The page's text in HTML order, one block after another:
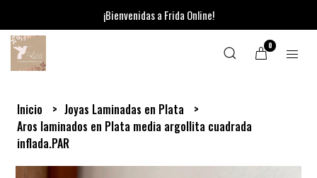
¡Bienvenidas a Frida Online!
0
Inicio
Joyas Laminadas en Plata
Aros laminados en Plata media argollita cuadrada
inflada.PAR